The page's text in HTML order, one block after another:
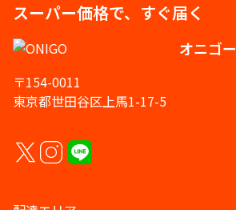
スーパー価格で、すぐ届く
オニゴー
〒154-0011
東京都世田谷区上馬1-17-5